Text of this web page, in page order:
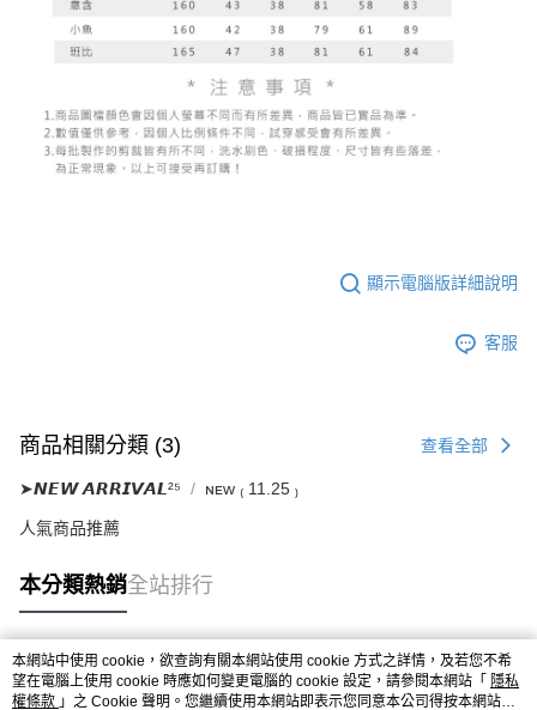
顯示電腦版詳細說明
客服
商品相關分類 (3) 查看全部
➤𝙉𝙀𝙒 𝘼𝙍𝙍𝙄𝙑𝘼𝙇²⁵ ɴᴇᴡ ₍ 11.25 ₎
人氣商品推薦
本分類熱銷全站排行
熱門標籤
本網站中使用 cookie，欲查詢有關本網站使用 cookie 方式之詳情，及若您不希
望在電腦上使用 cookie 時應如何變更電腦的 cookie 設定，請參閱本網站「 隱私
權條款 」之 Cookie 聲明。您繼續使用本網站即表示您同意本公司得按本網站使